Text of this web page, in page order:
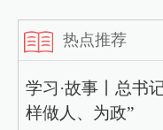
热点推荐
学习·故事丨总书
样做人、为政”